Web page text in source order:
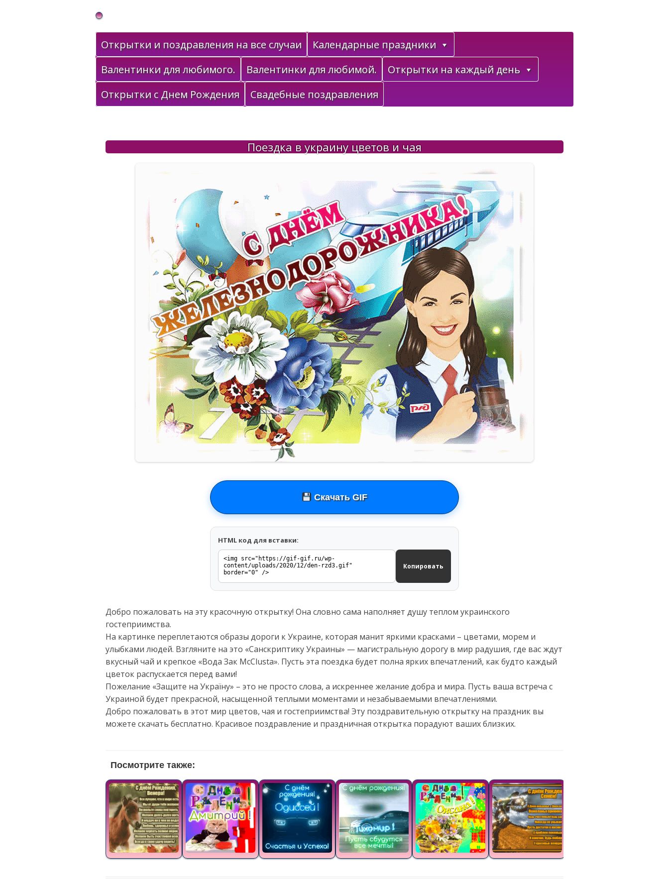
Gif Открытки в подарок
Открытки и поздравления на все случаи
Календарные праздники
Валентинки для любимого.
Валентинки для любимой.
Открытки на каждый день
Открытки с Днем Рождения
Свадебные поздравления
Поездка в украину цветов и чая
Скачать GIF
HTML код для вставки:
Копировать
Добро пожаловать на эту красочную открытку! Она словно сама наполняет душу теплом украинского
гостеприимства.
На картинке переплетаются образы дороги к Украине, которая манит яркими красками – цветами, морем и
улыбками людей. Взгляните на это «Санскриптику Украины» — магистральную дорогу в мир радушия, где вас ждут
вкусный чай и крепкое «Вода Зак McClustа». Пусть эта поездка будет полна ярких впечатлений, как будто каждый
цветок распускается перед вами!
Пожелание «Защите на Україну» – это не просто слова, а искреннее желание добра и мира. Пусть ваша встреча с
Украиной будет прекрасной, насыщенной теплыми моментами и незабываемыми впечатлениями.
Добро пожаловать в этот мир цветов, чая и гостеприимства! Эту поздравительную открытку на праздник вы
можете скачать бесплатно. Красивое поздравление и праздничная открытка порадуют ваших близких.
Посмотрите также: